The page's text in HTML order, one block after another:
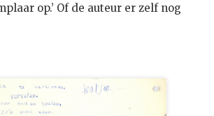
op.’ Of de auteur er zelf nog